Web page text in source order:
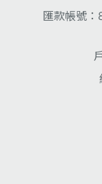
匯款帳號